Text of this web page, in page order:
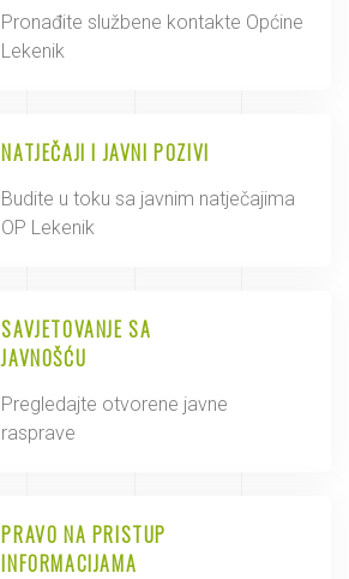
Pronađite službene kontakte Općine
Lekenik
NATJEČAJI I JAVNI POZIVI
Budite u toku sa javnim natječajima
OP Lekenik
SAVJETOVANJE SA
JAVNOŠĆU
Pregledajte otvorene javne
rasprave
PRAVO NA PRISTUP
INFORMACIJAMA